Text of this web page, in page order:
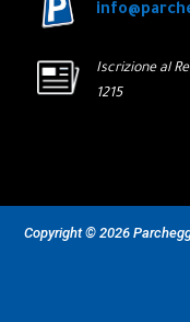
Iscrizione al
1215
Copyright © 2026